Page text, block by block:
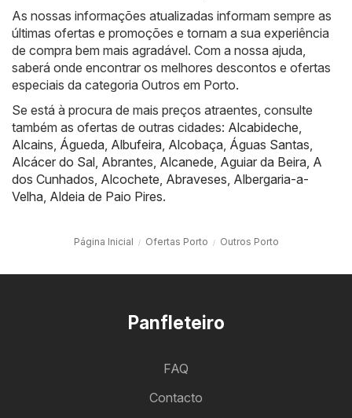
As nossas informações atualizadas informam sempre as
últimas ofertas e promoções e tornam a sua experiência
de compra bem mais agradável. Com a nossa ajuda,
saberá onde encontrar os melhores descontos e ofertas
especiais da categoria Outros em Porto.
Se está à procura de mais preços atraentes, consulte
também as ofertas de outras cidades: Alcabideche,
Alcains, Águeda, Albufeira, Alcobaça, Águas Santas,
Alcácer do Sal, Abrantes, Alcanede, Aguiar da Beira, A
dos Cunhados, Alcochete, Abraveses, Albergaria-a-
Velha, Aldeia de Paio Pires.
Página Inicial Ofertas Porto Outros Porto
Panfleteiro
FAQ
Contacto